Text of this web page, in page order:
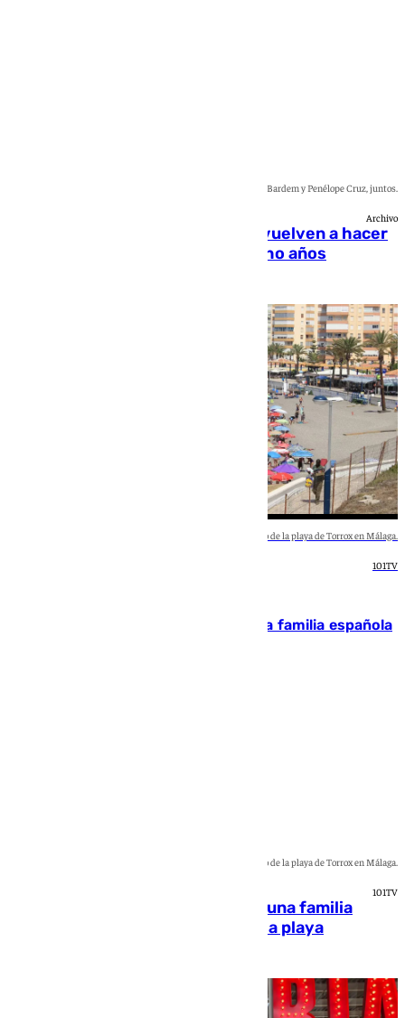
Javier Bardem y Penélope Cruz, juntos.
Archivo
Penélope Cruz y Javier Bardem vuelven a hacer
un película juntos después de ocho años
Imagen de archivo de la playa de Torrox en Málaga.
101TV
Esto es lo que se gasta de media una familia española
Imagen de archivo de la playa de Torrox en Málaga.
101TV
Esto es lo que se gasta de media una familia
española en unas vacaciones en la playa